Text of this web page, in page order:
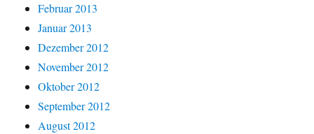
Februar 2013
Januar 2013
Dezember 2012
November 2012
Oktober 2012
September 2012
August 2012